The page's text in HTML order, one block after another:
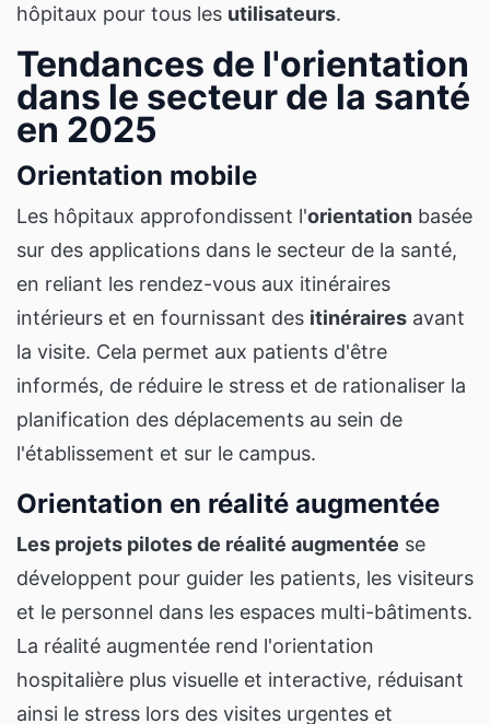
hôpitaux pour tous les utilisateurs.
Tendances de l'orientation
dans le secteur de la santé
en 2025
Orientation mobile
Les hôpitaux approfondissent l'orientation basée
sur des applications dans le secteur de la santé,
en reliant les rendez-vous aux itinéraires
intérieurs et en fournissant des itinéraires avant
la visite. Cela permet aux patients d'être
informés, de réduire le stress et de rationaliser la
planification des déplacements au sein de
l'établissement et sur le campus.
Orientation en réalité augmentée
Les projets pilotes de réalité augmentée se
développent pour guider les patients, les visiteurs
et le personnel dans les espaces multi-bâtiments.
La réalité augmentée rend l'orientation
hospitalière plus visuelle et interactive, réduisant
ainsi le stress lors des visites urgentes et